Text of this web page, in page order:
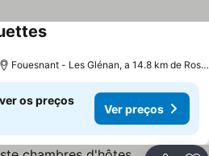
Ver preços
Fouesnant - Les Glénan, a 14.8 km de
os preços
Ver preços